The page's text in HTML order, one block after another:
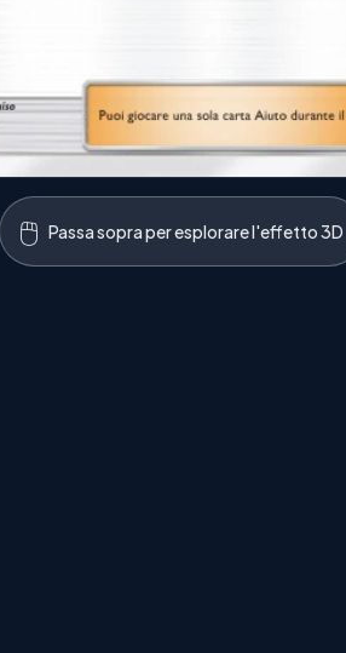
🖱️ Passa sopra per esplorare l'effetto 3D